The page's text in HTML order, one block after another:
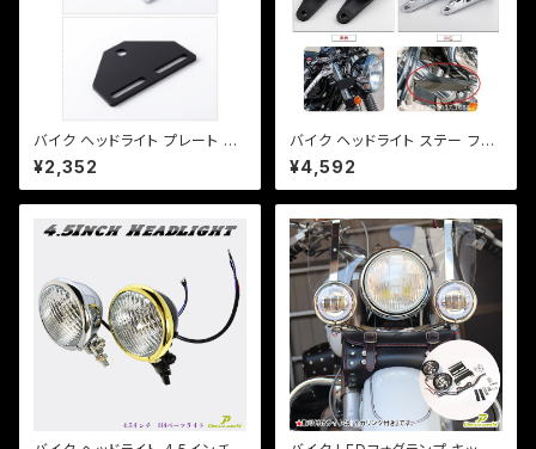
バイク ヘッドライト プレート ス
テー ベーツライトプレート カス
タム 【ブラック・シルバー選択】D
S TW セロー等【クリックポスト
¥2,352
バイク ヘッドライト ステー フォ
ークサイズ 36, 39 パイ カラー
付き 左右 セット カスタム ネイ
キッド 【ブラック・シルバー選択】
¥4,592